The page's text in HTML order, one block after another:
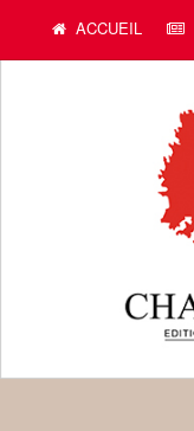
ACCUEIL